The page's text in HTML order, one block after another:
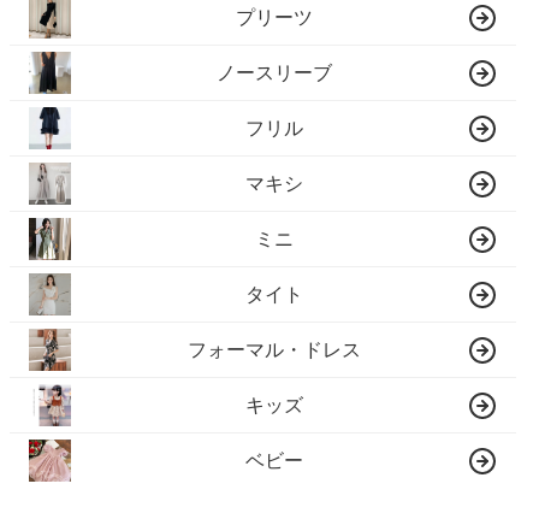
プリーツ
ノースリーブ
フリル
マキシ
ミニ
タイト
フォーマル・ドレス
キッズ
ベビー